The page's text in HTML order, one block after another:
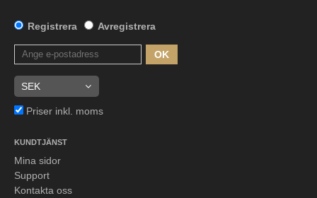
Registrera Avregistrera
OK
Priser inkl. moms
KUNDTJÄNST
Mina sidor
Support
Kontakta oss